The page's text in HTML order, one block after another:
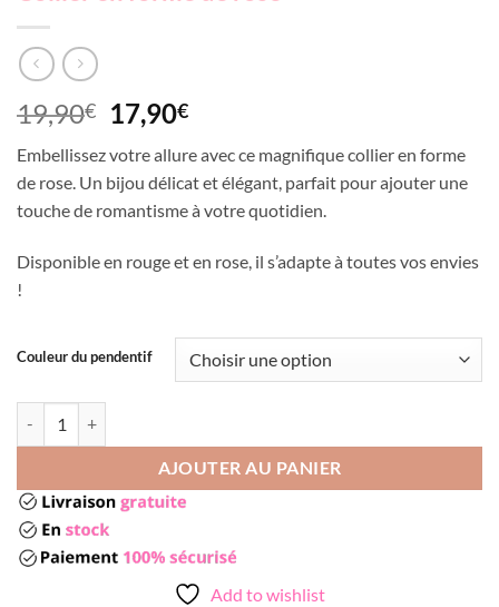
19,90€
Le
prix
initial
était :
19,90€.
17,90€Le
actuel
est :
17,90€.
Embellissez votre allure avec ce magnifique collier en forme
de rose. Un bijou délicat et élégant, parfait pour ajouter une
touche de romantisme à votre quotidien.
Disponible en rouge et en rose, il s’adapte à toutes vos envies
!
Couleur du pendentif
AJOUTER AU PANIER
Add to wishlist